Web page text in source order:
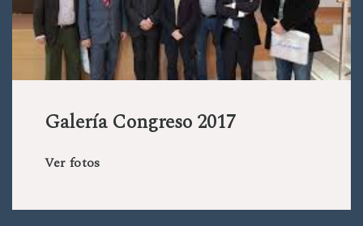
Galería Congreso 2017
Ver fotos